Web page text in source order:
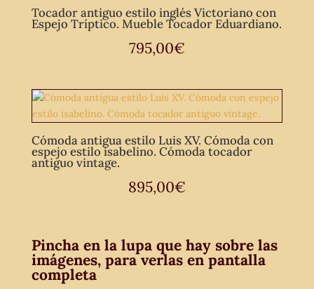
Tocador antiguo estilo inglés Victoriano con
Espejo Tríptico. Mueble Tocador Eduardiano.
795,00€
Cómoda antigua estilo Luis XV. Cómoda con
espejo estilo isabelino. Cómoda tocador
antiguo vintage.
895,00€
Pincha en la lupa que hay sobre las
imágenes, para verlas en pantalla
completa